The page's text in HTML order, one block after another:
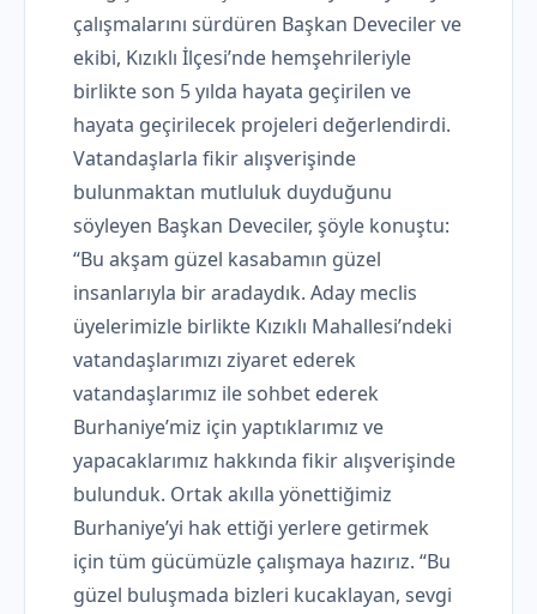
çalışmalarını sürdüren Başkan Deveciler ve
ekibi, Kızıklı İlçesi’nde hemşehrileriyle
birlikte son 5 yılda hayata geçirilen ve
hayata geçirilecek projeleri değerlendirdi.
Vatandaşlarla fikir alışverişinde
bulunmaktan mutluluk duyduğunu
söyleyen Başkan Deveciler, şöyle konuştu:
“Bu akşam güzel kasabamın güzel
insanlarıyla bir aradaydık. Aday meclis
üyelerimizle birlikte Kızıklı Mahallesi’ndeki
vatandaşlarımızı ziyaret ederek
vatandaşlarımız ile sohbet ederek
Burhaniye’miz için yaptıklarımız ve
yapacaklarımız hakkında fikir alışverişinde
bulunduk. Ortak akılla yönettiğimiz
Burhaniye’yi hak ettiği yerlere getirmek
için tüm gücümüzle çalışmaya hazırız. “Bu
güzel buluşmada bizleri kucaklayan, sevgi